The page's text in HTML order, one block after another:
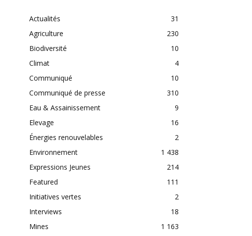
Actualités
31
Agriculture
230
Biodiversité
10
Climat
4
Communiqué
10
Communiqué de presse
310
Eau & Assainissement
9
Elevage
16
Énergies renouvelables
2
Environnement
1 438
Expressions Jeunes
214
Featured
111
Initiatives vertes
2
Interviews
18
Mines
1 163